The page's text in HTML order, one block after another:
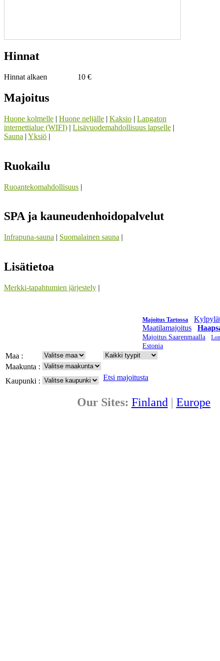
Hinnat
Hinnat alkaen 10 €
Majoitus
Huone kolmelle | Huone neljälle | Kaksio | Langaton
internettialue (WIFI) | Lisävuodemahdollisuus lapselle |
Sauna | Yksiö |
Ruokailu
Ruoantekomahdollisuus |
SPA ja kauneudenhoidopalvelut
Infrapuna-sauna | Suomalainen sauna |
Lisätietoa
Merkki-tapahtumien järjestely |
Majoitus Tartossa
Maatilamajoitus
Majoitus Saarenmaalla
Estonia
Maa :
Maakunta :
Kaupunki :
Etsi majoitusta
Our Sites: Finland | Europe